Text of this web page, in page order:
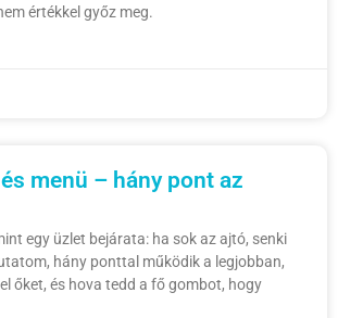
értékkel győz meg.
menü – hány pont az
egy üzlet bejárata: ha sok az ajtó, senki
hány ponttal működik a legjobban,
őket, és hova tedd a fő gombot, hogy